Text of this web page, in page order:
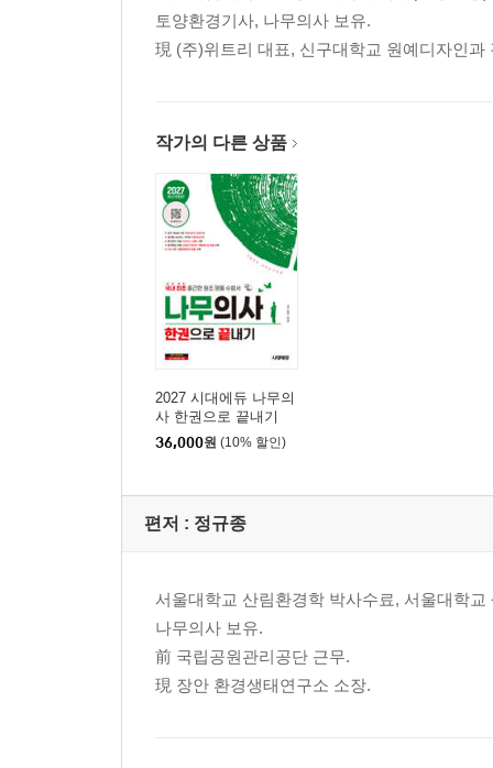
토양환경기사, 나무의사 보유.
現 (주)위트리 대표, 신구대학교 원예디자인과
작가의 다른 상품
2027 시대에듀 나무의
사 한권으로 끝내기
36,000원 (10% 할인)
편저 : 정규종
서울대학교 산림환경학 박사수료, 서울대학교
나무의사 보유.
前 국립공원관리공단 근무.
現 장안 환경생태연구소 소장.